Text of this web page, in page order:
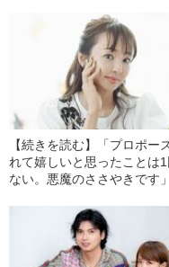
【続きを読む】「プロポー
れて嬉しいと思ったことは1
ない。悪魔のささやきです」
式を9回も挙げた“本当の理由”